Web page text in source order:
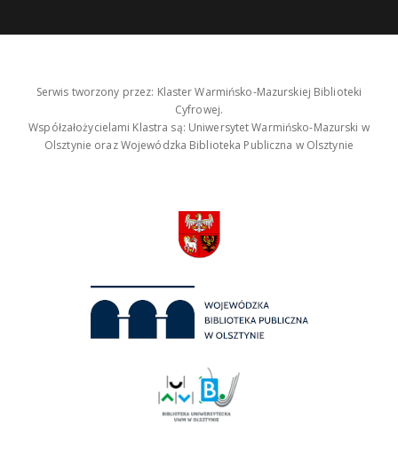
Serwis tworzony przez: Klaster Warmińsko-Mazurskiej Biblioteki
Cyfrowej.
Współzałożycielami Klastra są: Uniwersytet Warmińsko-Mazurski w
Olsztynie oraz Wojewódzka Biblioteka Publiczna w Olsztynie